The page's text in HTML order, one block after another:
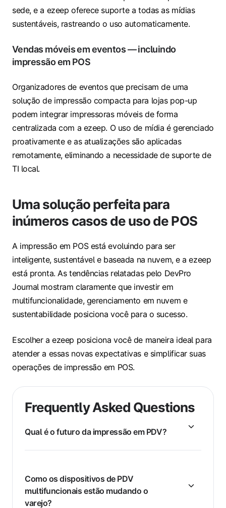
sede, e a ezeep oferece suporte a todas as mídias
sustentáveis, rastreando o uso automaticamente.
Vendas móveis em eventos — incluindo
impressão em POS
Organizadores de eventos que precisam de uma
solução de impressão compacta para lojas pop-up
podem integrar impressoras móveis de forma
centralizada com a ezeep. O uso de mídia é gerenciado
proativamente e as atualizações são aplicadas
remotamente, eliminando a necessidade de suporte de
TI local.
Uma solução perfeita para
inúmeros casos de uso de POS
A impressão em POS está evoluindo para ser
inteligente, sustentável e baseada na nuvem, e a ezeep
está pronta. As tendências relatadas pelo DevPro
Journal mostram claramente que investir em
multifuncionalidade, gerenciamento em nuvem e
sustentabilidade posiciona você para o sucesso.
Escolher a ezeep posiciona você de maneira ideal para
atender a essas novas expectativas e simplificar suas
operações de impressão em POS.
Frequently Asked Questions
Qual é o futuro da impressão em PDV?
Como os dispositivos de PDV
multifuncionais estão mudando o
varejo?